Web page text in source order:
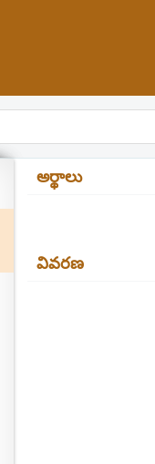
అర్థాలు
వివరణ